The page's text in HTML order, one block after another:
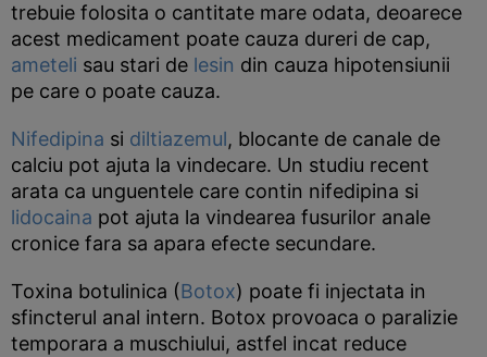
trebuie folosita o cantitate mare odata, deoarece
acest medicament poate cauza dureri de cap,
ameteli sau stari de lesin din cauza hipotensiunii
pe care o poate cauza.
Nifedipina si diltiazemul, blocante de canale de
calciu pot ajuta la vindecare. Un studiu recent
arata ca unguentele care contin nifedipina si
lidocaina pot ajuta la vindearea fusurilor anale
cronice fara sa apara efecte secundare.
Toxina botulinica (Botox) poate fi injectata in
sfincterul anal intern. Botox provoaca o paralizie
temporara a muschiului, astfel incat reduce